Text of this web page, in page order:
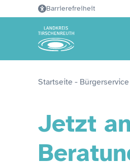
Barrierefreiheit
Startseite - Bürgerservice
Jetzt